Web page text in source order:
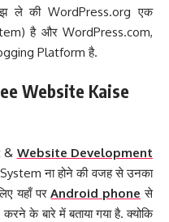
ले की WordPress.org एक
है और WordPress.com,
Platform है.
Website Kaise
& Website Development
ना होने की वजह से उनका
यहाँ परAndroid phone से
के बारे में बताया गया है. क्योकि